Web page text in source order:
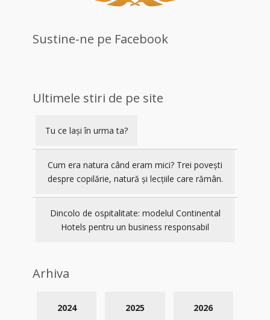
Sustine-ne pe Facebook
Ultimele stiri de pe site
Tu ce lași în urma ta?
Cum era natura când eram mici? Trei povești
despre copilărie, natură și lecțiile care rămân.
Dincolo de ospitalitate: modelul Continental
Hotels pentru un business responsabil
Arhiva
2026
2025
2024